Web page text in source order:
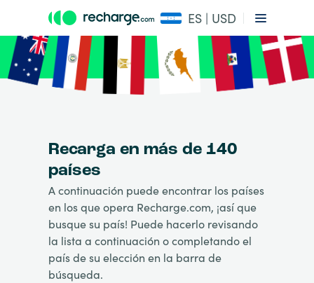
ES | USD
Recarga en más de 140
países
A continuación puede encontrar los países
en los que opera Recharge.com, ¡así que
busque su país! Puede hacerlo revisando
la lista a continuación o completando el
país de su elección en la barra de
búsqueda.